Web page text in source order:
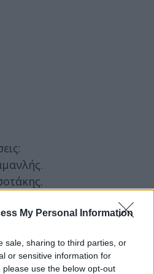
My Personal Information
sale, sharing to third parties, or
or sensitive information for
use the below opt-out
προσχηματικά ο
Να στηρίξουμε
χωρίς κατηγορητήριο;».